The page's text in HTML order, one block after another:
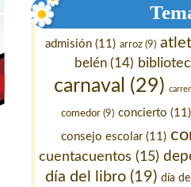
admisión (11) arroz (9)
belén (14)
carnaval (29)
comedor(9) concierto (11)
consejo escolar(11)
cuentacuentos (15)
día del libro(19) día